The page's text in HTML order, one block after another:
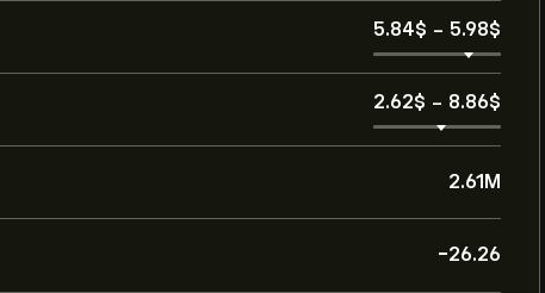
5.84‎$‎ - 5.98‎$‎
2.62‎$‎ - 8.86‎$‎
2.61M
-26.26